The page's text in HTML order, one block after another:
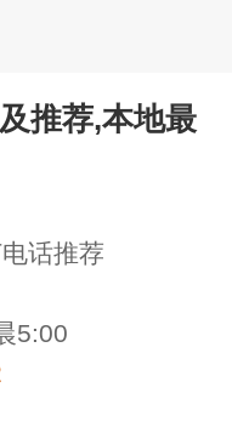
推荐,本地最
话推荐
5:00